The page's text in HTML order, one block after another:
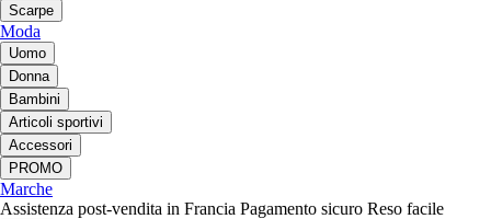
Scarpe
Moda
Uomo
Donna
Bambini
Articoli sportivi
Accessori
PROMO
Marche
Assistenza post-vendita in Francia Pagamento sicuro Reso facile